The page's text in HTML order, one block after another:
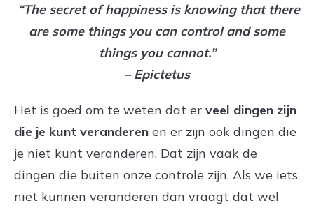
“The secret of happiness is knowing that there
are some things you can control and some
things you cannot.”
– Epictetus
Het is goed om te weten dat er veel dingen zijn
die je kunt veranderen en er zijn ook dingen die
je niet kunt veranderen. Dat zijn vaak de
dingen die buiten onze controle zijn. Als we iets
niet kunnen veranderen dan vraagt dat wel